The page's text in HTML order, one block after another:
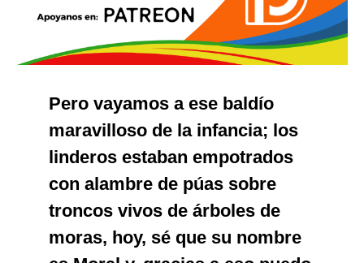
Pero vayamos a ese baldío
maravilloso de la infancia; los
linderos estaban empotrados
con alambre de púas sobre
troncos vivos de árboles de
moras, hoy, sé que su nombre